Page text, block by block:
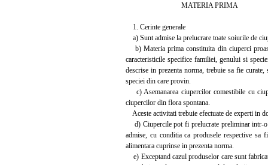
MATERIA PRIMA
1. Cerinte generale
a) Sunt admise la prelucrare toate soiurile de
b) Materia prima constituita din ciuperci
caracteristicile specifice familiei, genului si
descrise in prezenta norma, trebuie sa fie
speciei din care provin.
c) Asemanarea ciupercilor comestibile cu
ciupercilor din flora spontana.
Aceste activitati trebuie efectuate de experti in
d) Ciupercile pot fi prelucrate preliminar intr-o
admise, cu conditia ca produsele respective sa
alimentara cuprinse in prezenta norma.
e) Exceptand cazul produselor care sunt